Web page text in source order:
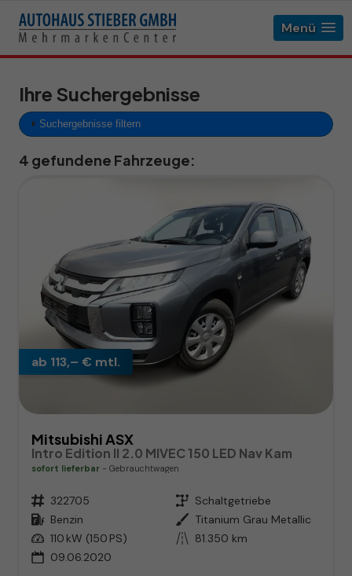
Menü
Ihre Suchergebnisse
Suchergebnisse filtern
4 gefundene Fahrzeuge:
ab 113,– € mtl.
Mitsubishi ASX
Intro Edition II 2.0 MIVEC 150 LED Nav Kam
sofort lieferbar Gebrauchtwagen
Fahrzeugnr. 322705 Getriebe Schaltgetriebe
Kraftstoff Benzin Außenfarbe Titanium Grau Metallic
Leistung 110 kW (150 PS) Kilometerstand 81.350 km
09.06.2020